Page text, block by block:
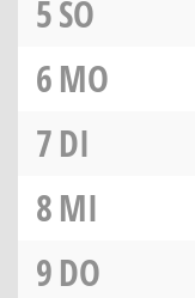
5SO
6MO
7DI
8MI
9DO